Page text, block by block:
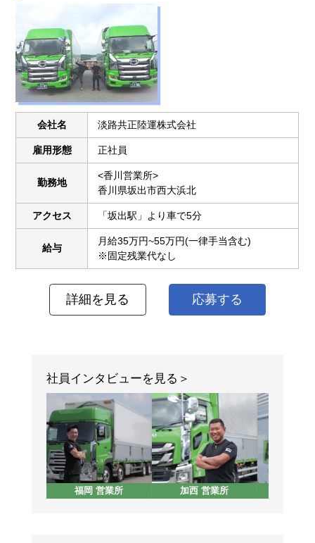
会社名 淡路共正陸運株式会社
雇用形態 正社員
勤務地
<香川営業所>
香川県坂出市西大浜北
アクセス 「坂出駅」より車で5分
給与
月給35万円~55万円(一律手当含む)
※固定残業代なし
詳細を見る 応募する
社員インタビューを見る
福岡 営業所 加西 営業所